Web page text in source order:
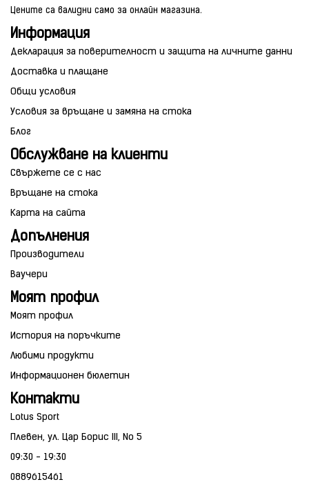
Цените са валидни само за онлайн магазина.
Информация
Декларация за поверителност и защита на личните данни
Доставка и плащане
Общи условия
Условия за връщане и замяна на стока
Блог
Обслужване на клиенти
Свържете се с нас
Връщане на стока
Карта на сайта
Допълнения
Производители
Ваучери
Моят профил
Моят профил
История на поръчките
Любими продукти
Информационен бюлетин
Контакти
Lotus Sport
Плевен, ул. Цар Борис III, No 5
09:30 - 19:30
0889615461